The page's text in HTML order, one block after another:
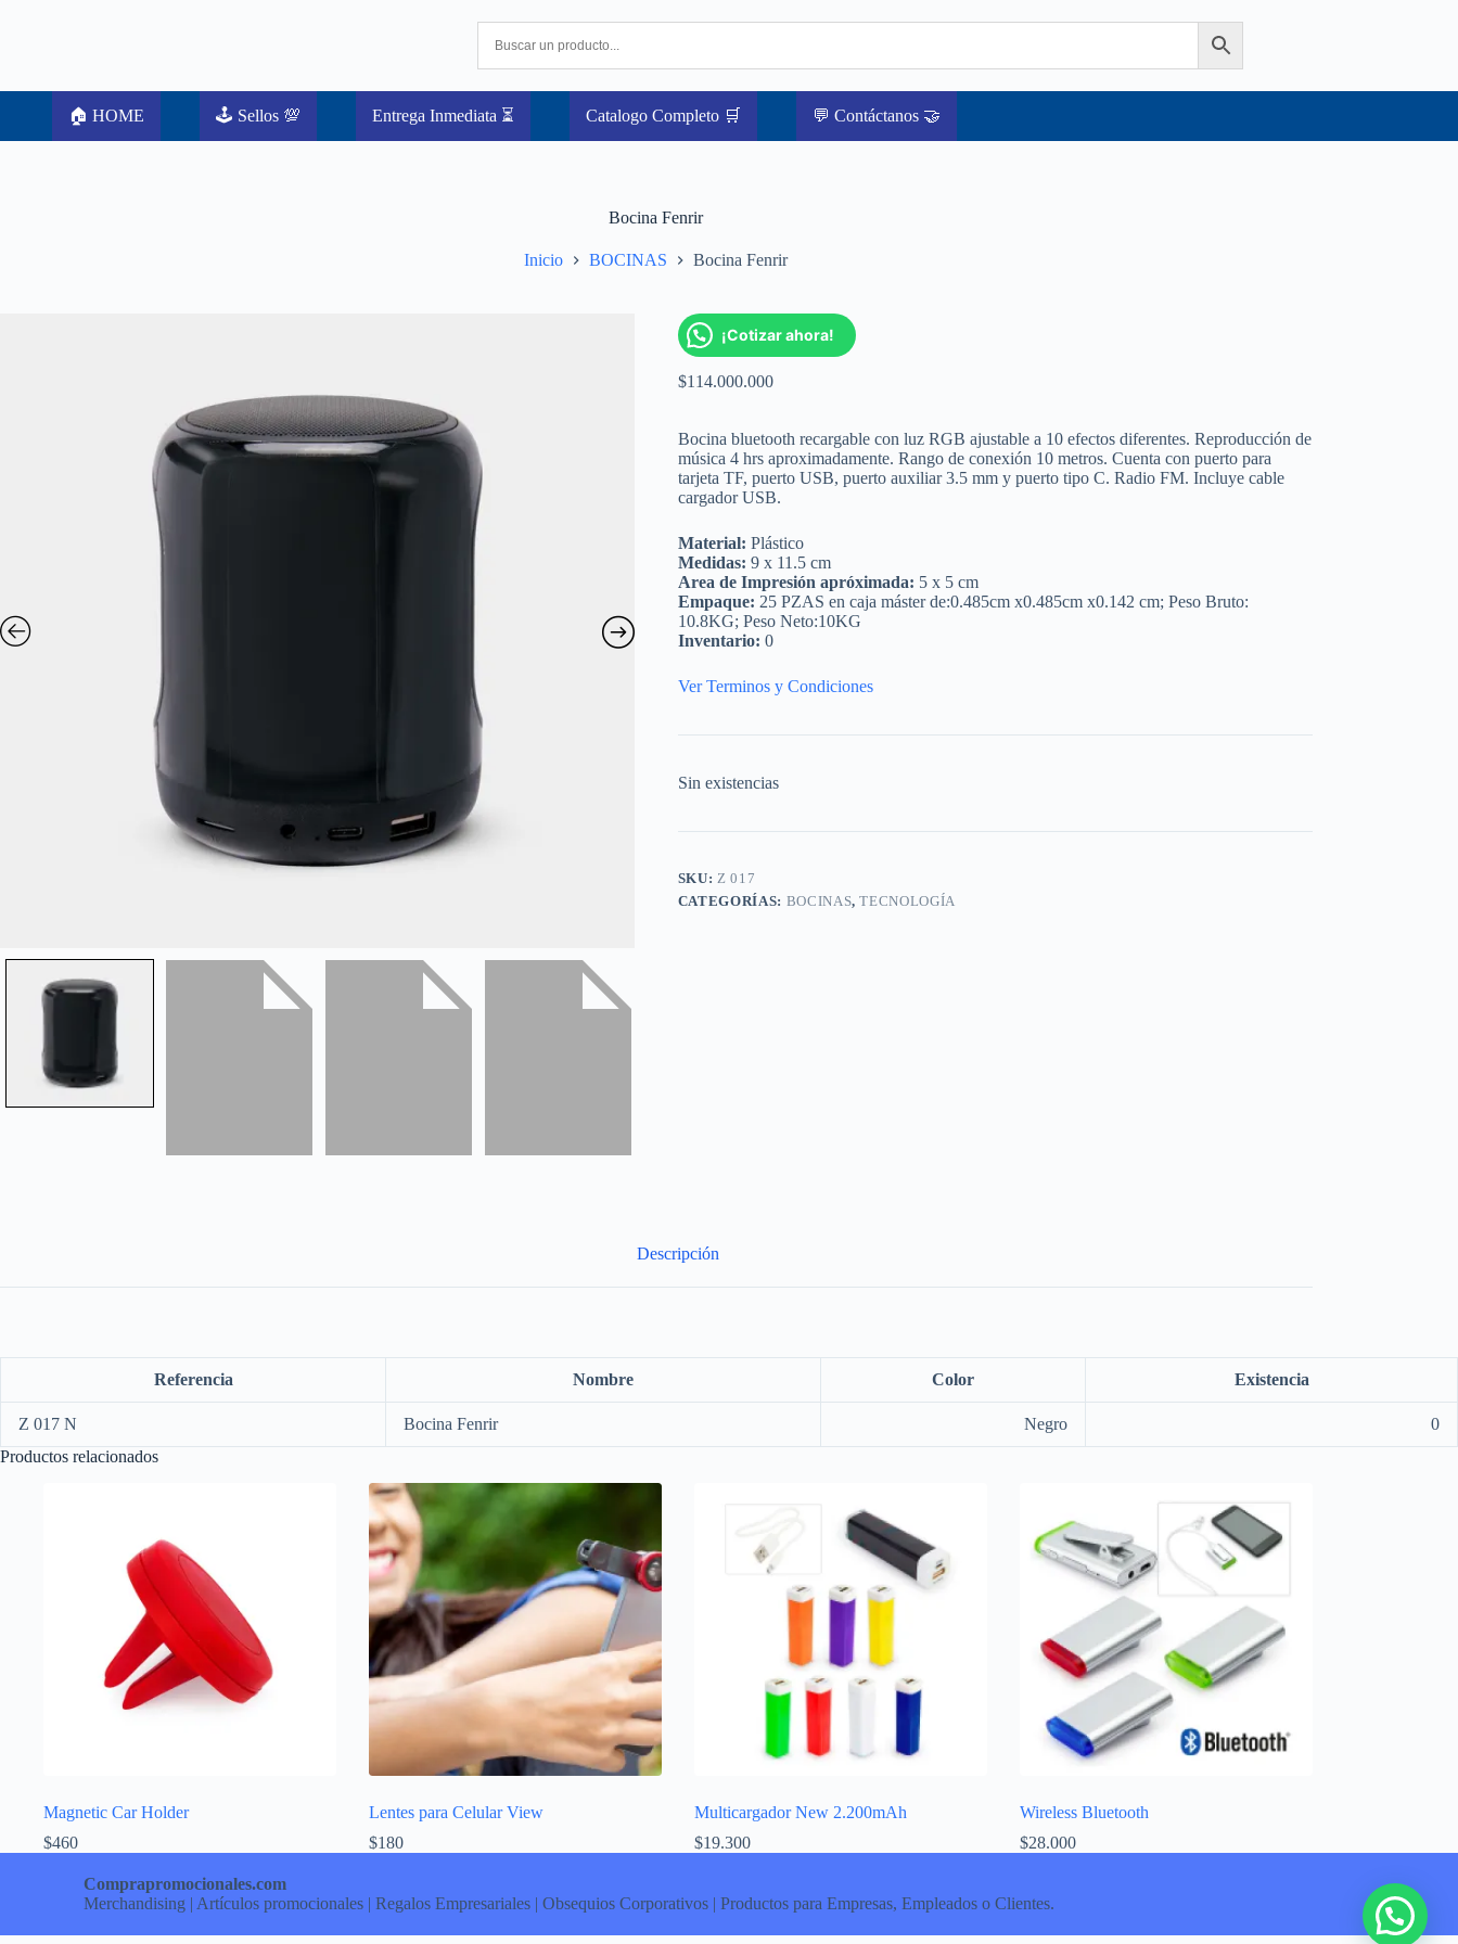
🏠 HOME 🕹️ Sellos 💯 Entrega Inmediata ⏳ Catalogo Completo 🛒 💬 Contáctanos 🤝
Bocina Fenrir
Inicio BOCINAS Bocina Fenrir
¡Cotizar ahora!
$114.000.000
Bocina bluetooth recargable con luz RGB ajustable a 10 efectos diferentes. Reproducción de
música 4 hrs aproximadamente. Rango de conexión 10 metros. Cuenta con puerto para
tarjeta TF, puerto USB, puerto auxiliar 3.5 mm y puerto tipo C. Radio FM. Incluye cable
cargador USB.
Material: Plástico
Medidas: 9 x 11.5 cm
Area de Impresión apróximada: 5 x 5 cm
Empaque: 25 PZAS en caja máster de:0.485cm x0.485cm x0.142 cm; Peso Bruto:
10.8KG; Peso Neto:10KG
Inventario: 0
Ver Terminos y Condiciones
Sin existencias
SKU:Z 017
CATEGORÍAS: BOCINAS,TECNOLOGÍA
Descripción
Referencia Nombre Color Existencia
Z 017 N Bocina Fenrir Negro
0
Productos relacionados
Magnetic Car Holder
$460
Lentes para Celular View
$180
Multicargador New 2.200mAh
$19.300
Wireless Bluetooth
$28.000
Comprapromocionales.com
Merchandising | Artículos promocionales | Regalos Empresariales | Obsequios Corporativos | Productos para Empresas, Empleados o Clientes.